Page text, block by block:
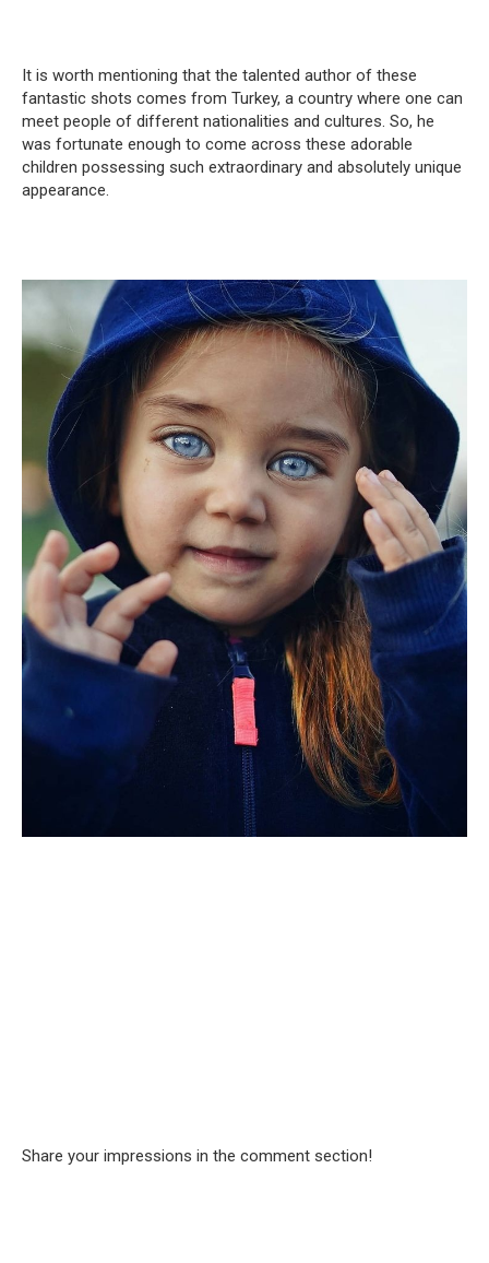
It is worth mentioning that the talented author of these
fantastic shots comes from Turkey, a country where one can
meet people of different nationalities and cultures. So, he
was fortunate enough to come across these adorable
children possessing such extraordinary and absolutely unique
appearance.
Share your impressions in the comment section!